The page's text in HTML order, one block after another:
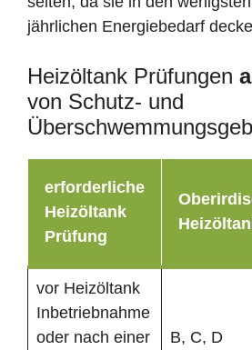
jährlichen Energiebedarf
Heizöltank Prüfungen
von Schutz- und
erforderliche
Heizöltank
Prüfung
vor Heizöltank
Inbetriebnahme
oder nach einer
B, C, D